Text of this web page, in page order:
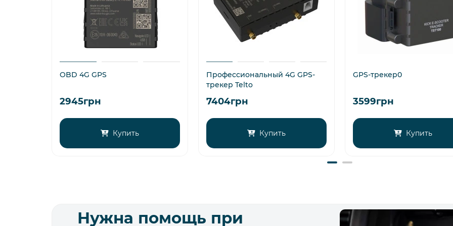
OBD 4G GPS
2945грн
Купить
Профессиональный 4G GPS-
трекер Telto
7404грн
Купить
GPS-трекер0
3599грн
Купить
Нужна помощь при